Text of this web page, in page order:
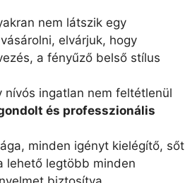
nem látszik egy
elvárjuk, hogy
a fényűző belső stílus
nívós ingatlan nem feltétlenül
és professzionális
minden igényt kielégítő, sőt
lehető legtöbb minden